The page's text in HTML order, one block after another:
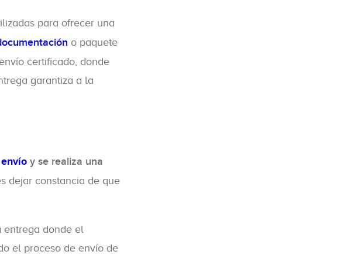
para ofrecer una
o paquete
certificado, donde
garantiza a la
y se realiza una
dejar constancia de que
entrega donde el
el proceso de envío de